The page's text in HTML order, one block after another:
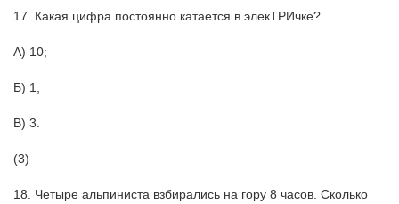
17. Какая цифра постоянно катается в элекТРИчке?
А) 10;
Б) 1;
В) 3.
(3)
18. Четыре альпиниста взбирались на гору 8 часов. Сколько